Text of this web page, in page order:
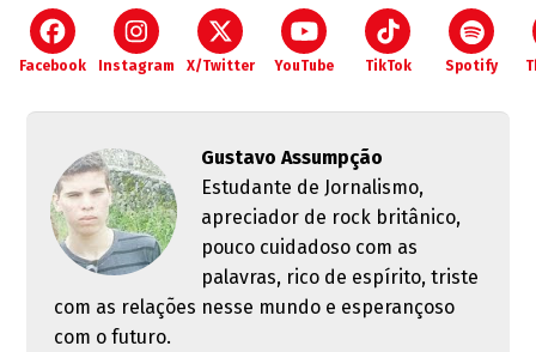
Facebook Instagram X/Twitter YouTube TikTok Spotify
Gustavo Assumpção
Estudante de Jornalismo,
apreciador de rock britânico,
pouco cuidadoso com as
palavras, rico de espírito, triste
com as relações nesse mundo e esperançoso
com o futuro.